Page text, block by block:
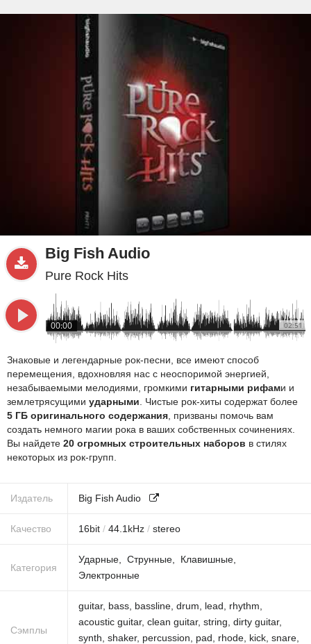
.ru
beta
Big Fish Audio
Pure Rock Hits
02:51
00:00
Знаковые и легендарные рок-песни, все имеют способ
перемещения, вдохновляя нас с неоспоримой энергией,
незабываемыми мелодиями, громкими гитарными рифами и
землетрясущими ударными . Чистые рок-хиты содержат более
5 ГБ оригинального содержания , призваны помочь вам
создать немного магии рока в ваших собственных сочинениях.
Вы найдете 20 огромных строительных наборов в стилях
некоторых из рок-групп.
Издатель Big Fish Audio
Качество 16bit / 44.1 kHz / stereo
Категория
Ударные Струнные
Клавишные
Электронные
Сэмплы
guitar, bass bassline drum lead rhythm
acoustic guitar, clean guitar, string dirty guitar,
synth shaker, percussion pad rhode kick snare